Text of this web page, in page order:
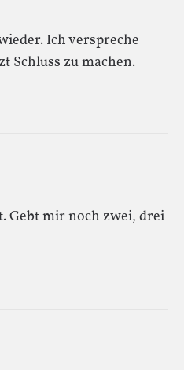
Ich verspreche
Schluss zu machen.
Gebt mir noch zwei, drei